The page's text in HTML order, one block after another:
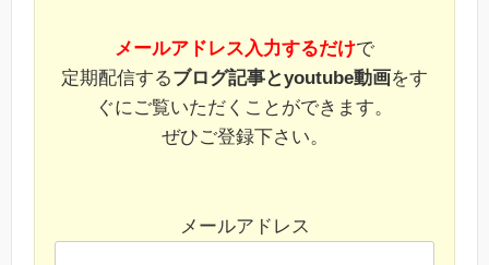
メールアドレス入力するだけで
定期配信するブログ記事とyoutube動画をす
ぐにご覧いただくことができます。
ぜひご登録下さい。
メールアドレス